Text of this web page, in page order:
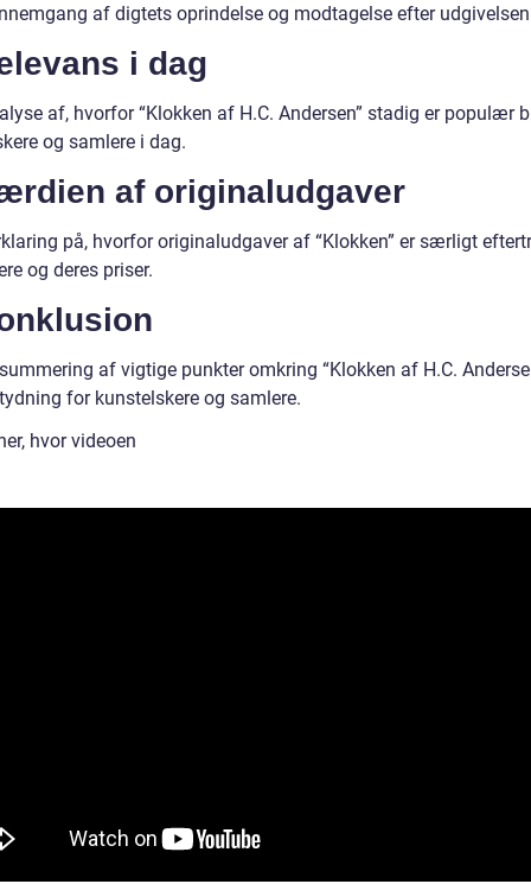
af digtets oprindelse og modtagelse efter
i dag
af, hvorfor “Klokken af H.C. Andersen” stadig er populær
og samlere i dag.
af originaludgaver
på, hvorfor originaludgaver af “Klokken” er særligt
og deres priser.
af vigtige punkter omkring “Klokken af H.C.
for kunstelskere og samlere.
hvor videoen